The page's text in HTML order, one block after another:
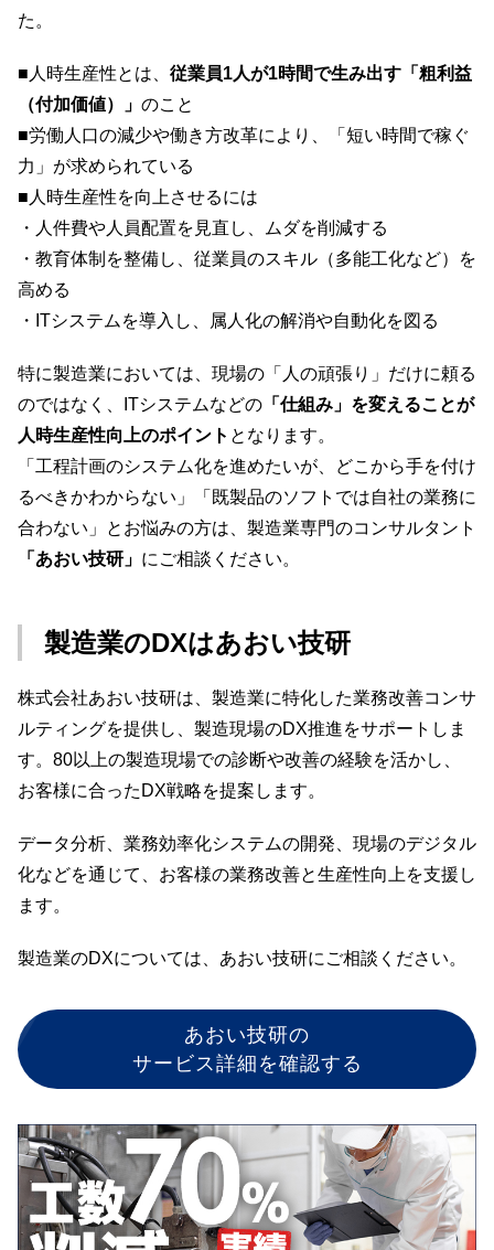
た。
■人時生産性とは、 従業員1人が1時間で生み出す「粗利益
（付加価値）」 のこと
■労働人口の減少や働き方改革により、「短い時間で稼ぐ
力」が求められている
■人時生産性を向上させるには
・人件費や人員配置を見直し、ムダを削減する
・教育体制を整備し、従業員のスキル（多能工化など）を
高める
・ITシステムを導入し、属人化の解消や自動化を図る
特に製造業においては、現場の「人の頑張り」だけに頼る
のではなく、ITシステムなどの「仕組み」を変えることが
人時生産性向上のポイント となります。
「工程計画のシステム化を進めたいが、どこから手を付け
るべきかわからない」「既製品のソフトでは自社の業務に
合わない」とお悩みの方は、製造業専門のコンサルタント
「あおい技研」 にご相談ください。
製造業のDXはあおい技研
株式会社あおい技研は、製造業に特化した業務改善コンサ
ルティングを提供し、製造現場のDX推進をサポートしま
す。80以上の製造現場での診断や改善の経験を活かし、
お客様に合ったDX戦略を提案します。
データ分析、業務効率化システムの開発、現場のデジタル
化などを通じて、お客様の業務改善と生産性向上を支援し
ます。
製造業のDXについては、あおい技研にご相談ください。
あおい技研の
サービス詳細を確認する